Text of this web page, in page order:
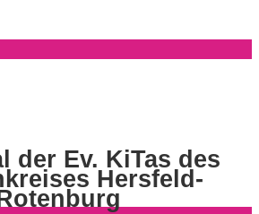
der Ev. KiTas des
Hersfeld-